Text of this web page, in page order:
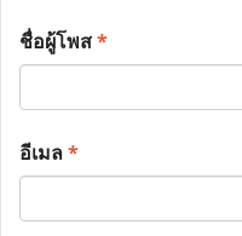
ชื่อผู้โพส*
อีเมล*